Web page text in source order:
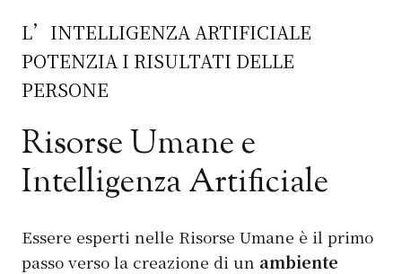
L’INTELLIGENZA ARTIFICIALE
POTENZIA I RISULTATI DELLE
PERSONE
Risorse Umane e
Intelligenza Artificiale
Essere esperti nelle Risorse Umane è il primo
passo verso la creazione di un ambiente